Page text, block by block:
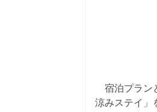
宿泊プラン
涼みステイ」